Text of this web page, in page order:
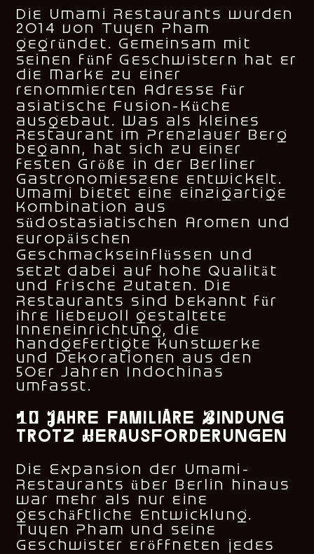
Die Umami Restaurants wurden
2014 von Tuyen Pham
gegründet. Gemeinsam mit
seinen fünf Geschwistern hat er
die Marke zu einer
renommierten Adresse für
asiatische Fusion-Küche
ausgebaut. Was als kleines
Restaurant im Prenzlauer Berg
begann, hat sich zu einer
festen Größe in der Berliner
Gastronomieszene entwickelt.
Umami bietet eine einzigartige
Kombination aus
südostasiatischen Aromen und
europäischen
Geschmackseinflüssen und
setzt dabei auf hohe Qualität
und frische Zutaten. Die
Restaurants sind bekannt für
ihre liebevoll gestaltete
Inneneinrichtung, die
handgefertigte Kunstwerke
und Dekorationen aus den
50er Jahren Indochinas
umfasst.
10 Jahre familiäre Bindung
trotz Herausforderungen
Die Expansion der Umami-
Restaurants über Berlin hinaus
war mehr als nur eine
geschäftliche Entwicklung.
Tuyen Pham und seine
Geschwister eröffneten jedes